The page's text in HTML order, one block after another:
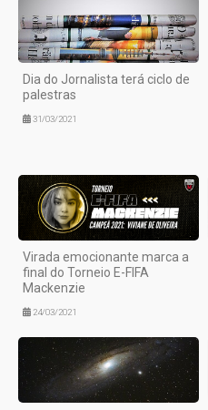
Dia do Jornalista terá ciclo de
palestras
31/03/2021
Virada emocionante marca a
final do Torneio E-FIFA
Mackenzie
24/03/2021